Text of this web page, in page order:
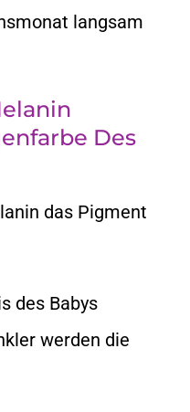
langsam
Des
das Pigment
des Babys
werden die